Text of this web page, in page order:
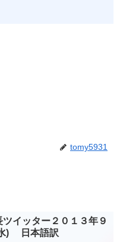
tomy5931
ツイッター２０１３年９
) 日本語訳